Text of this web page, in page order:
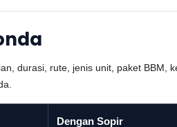
durasi, rute, jenis unit, paket BBM,
Dengan Sopir